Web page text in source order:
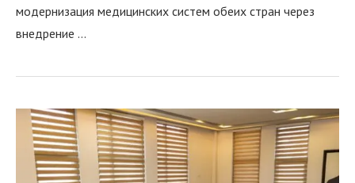
модернизация медицинских систем обеих стран через
внедрение …